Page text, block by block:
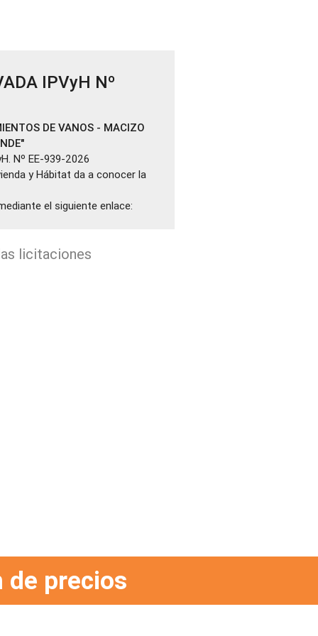
IPVyH Nº
DE VANOS - MACIZO
Nº EE-939-2026
y Hábitat da a conocer la
el siguiente enlace:
licitaciones
de precios